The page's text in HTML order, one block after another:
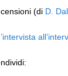
(di D.